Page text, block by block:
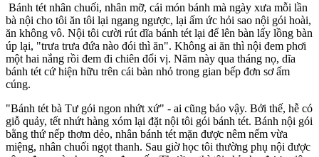
Bánh tét nhân chuối, nhân mỡ, cái món bánh mà ngày xưa mỗi lần
bà nội cho tôi ăn tôi lại ngang ngược, lại ấm ức hỏi sao nội gói hoài,
ăn không vô. Nội tôi cười rút dĩa bánh tét lại để lên bàn lấy lồng bàn
úp lại, "trưa trưa đứa nào đói thì ăn". Không ai ăn thì nội đem phơi
một hai nắng rồi đem đi chiên đổi vị. Năm này qua tháng nọ, dĩa
bánh tét cứ hiện hữu trên cái bàn nhỏ trong gian bếp đơn sơ ấm
cúng.
"Bánh tét bà Tư gói ngon nhứt xứ" - ai cũng bảo vậy. Bởi thế, hễ có
giỗ quảy, tết nhứt hàng xóm lại đặt nội tôi gói bánh tét. Bánh nội gói
bằng thứ nếp thơm dẻo, nhân bánh tét mặn được nêm nếm vừa
miệng, nhân chuối ngọt thanh. Sau giờ học tôi thường phụ nội được